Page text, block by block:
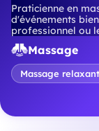
Praticienne en
d'événements
professionnel ou
Massage
Massage relaxant